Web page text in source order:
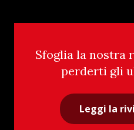
Sfoglia la nostra
perderti gli
Leggi la